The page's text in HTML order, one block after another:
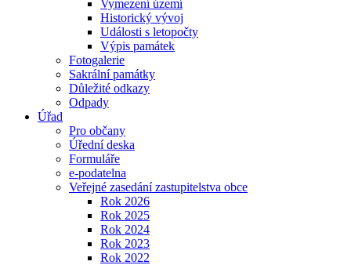
Vymezení území
Historický vývoj
Události s letopočty
Výpis památek
Fotogalerie
Sakrální památky
Důležité odkazy
Odpady
Úřad
Pro občany
Úřední deska
Formuláře
e-podatelna
Veřejné zasedání zastupitelstva obce
Rok 2026
Rok 2025
Rok 2024
Rok 2023
Rok 2022